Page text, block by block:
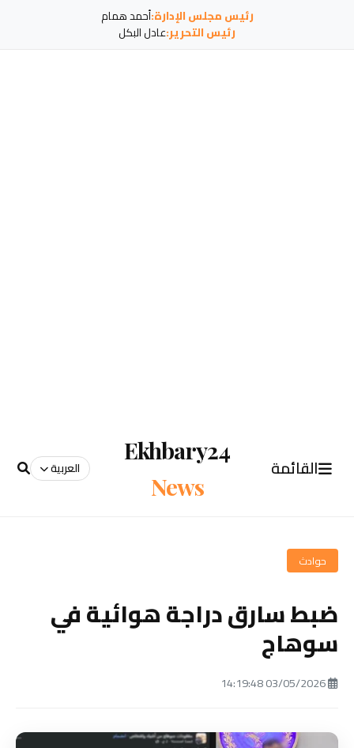
رئيس مجلس الإدارة:أحمد همام
رئيس التحرير:عادل البكل
القائمة
Ekhbary24
News
العربية
حوادث
ضبط سارق دراجة هوائية في
سوهاج